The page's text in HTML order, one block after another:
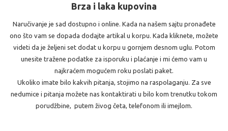
Brza i laka kupovina
Naručivanje je sad dostupno i online. Kada na našem sajtu pronađete
ono što vam se dopada dodajte artikal u korpu. Kada kliknete, možete
videti da je željeni set dodat u korpu u gornjem desnom uglu. Potom
unesite tražene podatke za isporuku i plaćanje i mi ćemo vam u
najkraćem mogućem roku poslati paket.
Ukoliko imate bilo kakvih pitanja, stojimo na raspolaganju. Za sve
nedumice i pitanja možete nas kontaktirati u bilo kom trenutku tokom
porudžbine, putem živog četa, telefonom ili imejlom.